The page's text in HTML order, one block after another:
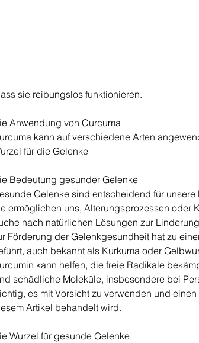
sie reibungslos funktionieren.
Anwendung von Curcuma
kann auf verschiedene Arten
für die Gelenke
Bedeutung gesunder Gelenke
Gelenke sind entscheidend für
ermöglichen uns, Alterungsprozessen oder
nach natürlichen Lösungen zur
Förderung der Gelenkgesundheit hat zu
auch bekannt als Kurkuma oder
kann helfen, die freie Radikale
schädliche Moleküle, insbesondere bei
es mit Vorsicht zu verwenden und
Artikel behandelt wird.
Wurzel für gesunde Gelenke